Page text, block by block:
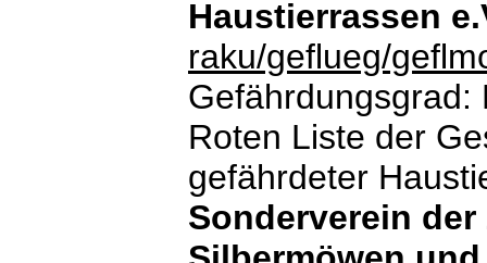
Haustierrassen
raku/geflueg/
Gefährdungsgrad:
Roten Liste der
gefährdeter
Sonderverein